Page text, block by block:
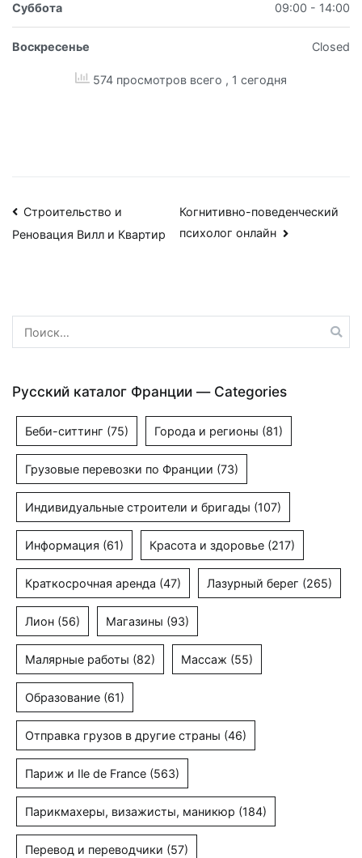
Суббота 09:00 - 14:00
Воскресенье Closed
574 просмотров всего , 1 сегодня
Навигация
по
Строительство и
Реновация Вилл и Квартир
Когнитивно-поведенческий
психолог онлайн
Найти:
Русский каталог Франции — Categories
Беби-ситтинг (75) Города и регионы (81)
Грузовые перевозки по Франции (73)
Индивидуальные строители и бригады (107)
Информация (61) Красота и здоровье (217)
Краткосрочная аренда (47) Лазурный берег (265)
Лион (56) Магазины (93)
Малярные работы (82) Массаж (55)
Образование (61)
Отправка грузов в другие страны (46)
Париж и Ile de France (563)
Парикмахеры, визажисты, маникюр (184)
Перевод и переводчики (57)